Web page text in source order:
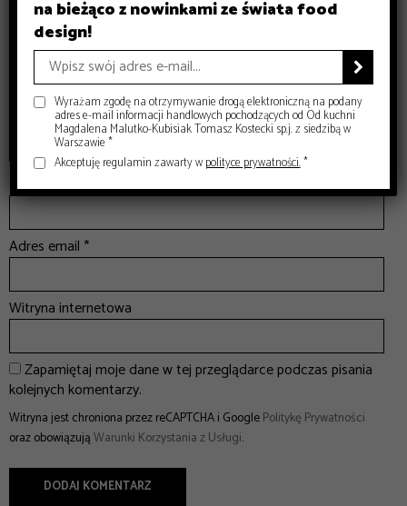
Nazwa*
Adres email *
Witryna internetowa
Zapamiętaj moje dane w tej przeglądarce podczas pisania
kolejnych komentarzy.
Witryna jest chroniona przez reCAPTCHA i GooglePolitykę Prywatności
oraz obowiązująWarunki Korzystania z Usługi.
na bieżąco z nowinkami ze świata food
design!

Wyrażam zgodę na otrzymywanie drogą elektroniczną na podany
adres e-mail informacji handlowych pochodzących od Od kuchni
Magdalena Malutko-Kubisiak Tomasz Kostecki sp.j. z siedzibą w
Warszawie *
Akceptuję regulamin zawarty wpolityce prywatności.*